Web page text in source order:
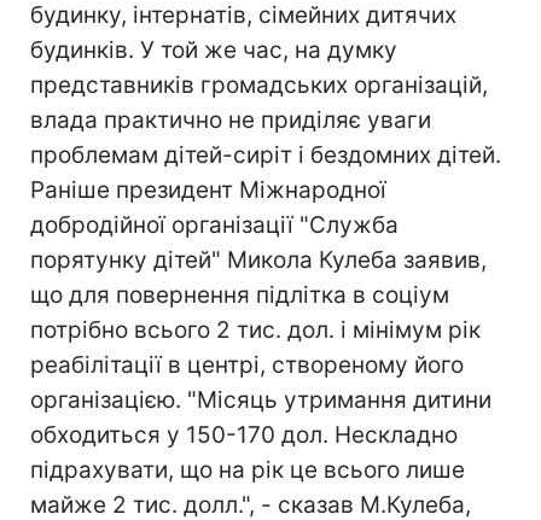
будинку, інтернатів, сімейних дитячих
будинків. У той же час, на думку
представників громадських організацій,
влада практично не приділяє уваги
проблемам дітей-сиріт і бездомних дітей.
Раніше президент Міжнародної
добродійної організації "Служба
порятунку дітей" Микола Кулеба заявив,
що для повернення підлітка в соціум
потрібно всього 2 тис. дол. і мінімум рік
реабілітації в центрі, створеному його
організацією. "Місяць утримання дитини
обходиться у 150-170 дол. Нескладно
підрахувати, що на рік це всього лише
майже 2 тис. долл.", - сказав М.Кулеба,